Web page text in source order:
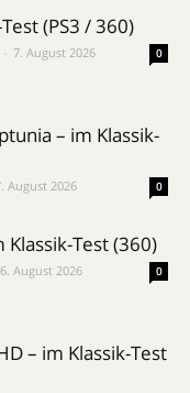
(PS3 / 360)
7. August 2026 0
– im Klassik-
August 2026 0
Klassik-Test (360)
6. August 2026 0
– im Klassik-Test